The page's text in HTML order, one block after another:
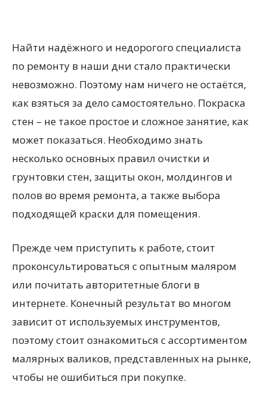
Найти надёжного и недорогого специалиста
по ремонту в наши дни стало практически
невозможно. Поэтому нам ничего не остаётся,
как взяться за дело самостоятельно. Покраска
стен – не такое простое и сложное занятие, как
может показаться. Необходимо знать
несколько основных правил очистки и
грунтовки стен, защиты окон, молдингов и
полов во время ремонта, а также выбора
подходящей краски для помещения.
Прежде чем приступить к работе, стоит
проконсультироваться с опытным маляром
или почитать авторитетные блоги в
интернете. Конечный результат во многом
зависит от используемых инструментов,
поэтому стоит ознакомиться с ассортиментом
малярных валиков, представленных на рынке,
чтобы не ошибиться при покупке.